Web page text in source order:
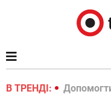
В ТРЕНДІ:
2022